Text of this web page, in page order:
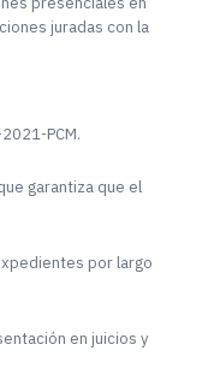
juradas con la
PCM.
garantiza que el
por largo
en juicios y